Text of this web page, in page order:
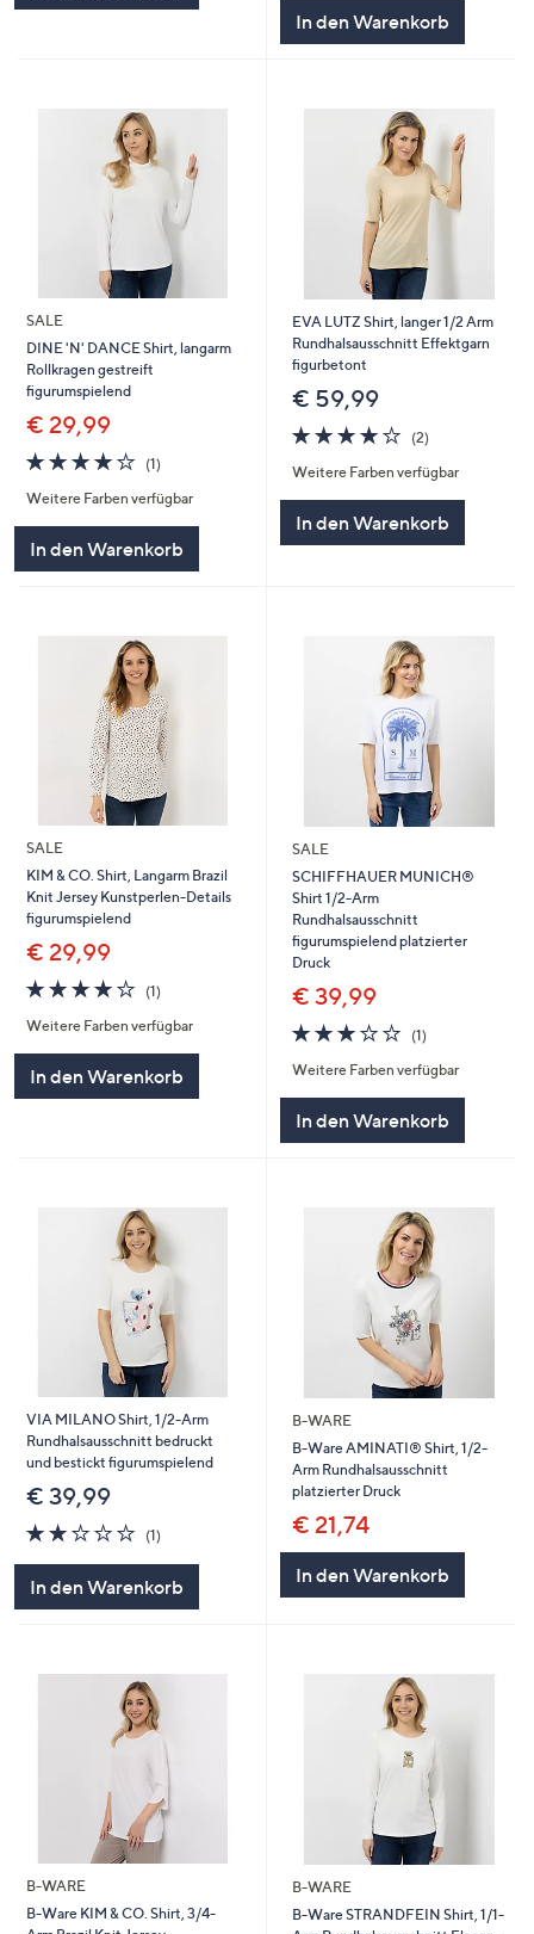
In den Warenkorb
SALE
DINE 'N' DANCE Shirt, langarm
Rollkragen gestreift
figurumspielend
€ 29,99
4.0
von
5
(1)
Weitere Farben verfügbar
In den Warenkorb
EVA LUTZ Shirt, langer 1/2 Arm
Rundhalsausschnitt Effektgarn
figurbetont
€ 59,99
4.0
von
5
(2)
Weitere Farben verfügbar
In den Warenkorb
SALE
KIM & CO. Shirt, Langarm Brazil
Knit Jersey Kunstperlen-Details
figurumspielend
€ 29,99
4.0
von
5
(1)1
Weitere Farben verfügbar
In den Warenkorb
SALE
SCHIFFHAUER MUNICH®
Shirt 1/2-Arm
Rundhalsausschnitt
figurumspielend platzierter
Druck
€ 39,99
3.0
von
5
(1)
Weitere Farben verfügbar
In den Warenkorb
VIA MILANO Shirt, 1/2-Arm
Rundhalsausschnitt bedruckt
und bestickt figurumspielend
€ 39,99
2.0
von
(1)1
In den Warenkorb
B-WARE
B-Ware AMINATI® Shirt, 1/2-
Arm Rundhalsausschnitt
platzierter Druck
€ 21,74
In den Warenkorb
B-WARE
B-Ware KIM & CO. Shirt, 3/4-
B-WARE
B-Ware STRANDFEIN Shirt, 1/1-